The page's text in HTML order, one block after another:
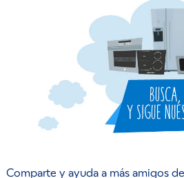
Comparte y ayuda a más amigos